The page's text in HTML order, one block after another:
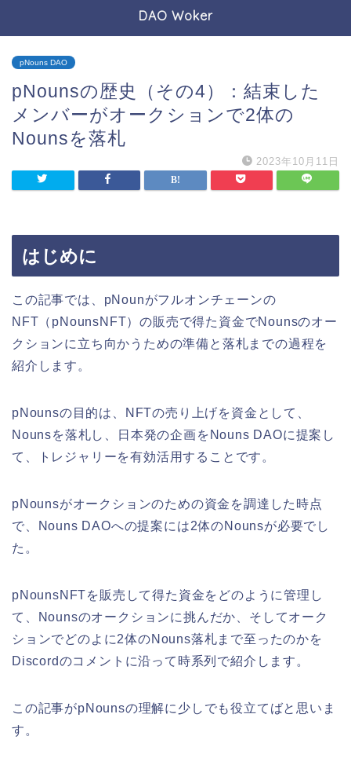
DAO Woker
pNouns DAO
pNounsの歴史（その4）：結束した
メンバーがオークションで2体の
Nounsを落札
2023年10月11日
はじめに
この記事では、pNounがフルオンチェーンの
NFT（pNounsNFT）の販売で得た資金でNounsのオー
クションに立ち向かうための準備と落札までの過程を
紹介します。
pNounsの目的は、NFTの売り上げを資金として、
Nounsを落札し、日本発の企画をNouns DAOに提案し
て、トレジャリーを有効活用することです。
pNounsがオークションのための資金を調達した時点
で、Nouns DAOへの提案には2体のNounsが必要でし
た。
pNounsNFTを販売して得た資金をどのように管理し
て、Nounsのオークションに挑んだか、そしてオーク
ションでどのよに2体のNouns落札まで至ったのかを
Discordのコメントに沿って時系列で紹介します。
この記事がpNounsの理解に少しでも役立てばと思いま
す。